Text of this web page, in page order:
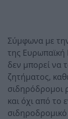
Σύμφωνα με
της Ευρωπαϊκή
δεν μπορεί να
ζητήματος,
σιδηρόδρομοι
και όχι από το
σιδηροδρομικό